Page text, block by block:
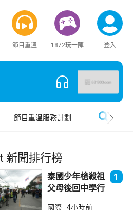
節目重溫 1872玩一陣 登入
節目重溫服務計劃
新聞排行榜
泰國少年槍殺祖
父母後回中學行
1
國際 4小時前